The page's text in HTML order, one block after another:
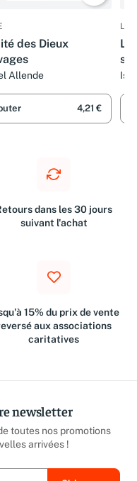
des Dieux
Allende
4,21 €
La
dans les 30 jours
suivant l'achat
15% du prix de vente
aux associations
caritatives
newsletter
toutes nos promotions
arrivées !